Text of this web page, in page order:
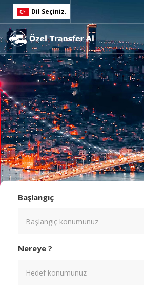
Dil Seçiniz.
Türkçe
Başlangıç
Nereye ?